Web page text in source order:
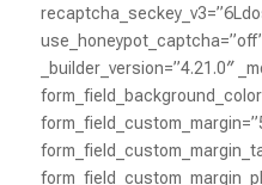
_builder_version=”4.21.0″